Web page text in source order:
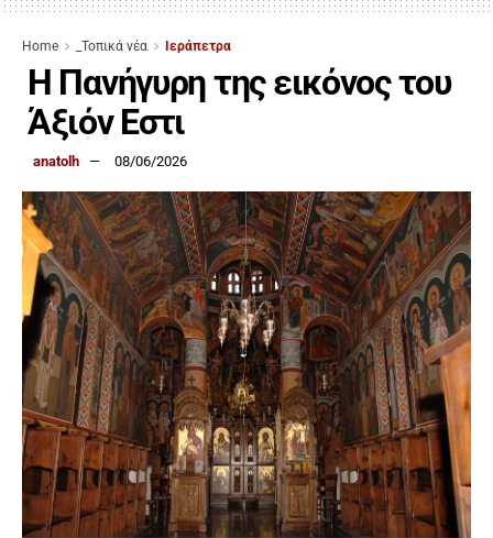
Home _Τοπικά νέα Ιεράπετρα
Η Πανήγυρη της εικόνος του
Άξιόν Εστι
anatolh 08/06/2026